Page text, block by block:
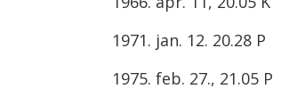
1971. jan. 12. 20.28 P
1975. feb. 27., 21.05 P